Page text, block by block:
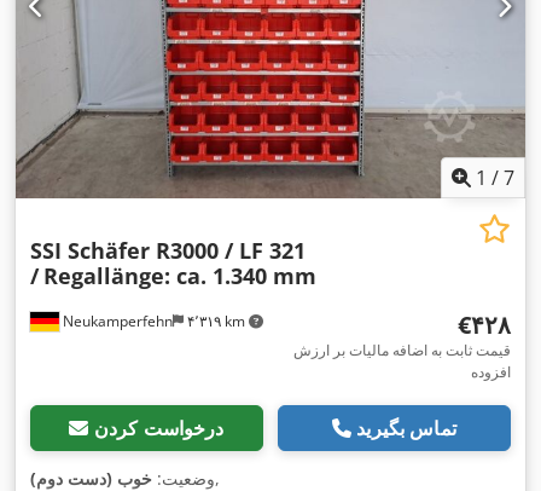
1 /7
Neukamperfehn ۴٬۳۱۹ km
SSI Schäfer R3000 / LF 321
/ Regallänge: ca. 1.340 mm
‎€۴۲۸
قیمت ثابت به اضافه مالیات بر ارزش
افزوده
درخواست کردن تماس بگیرید
وضعیت: خوب (دست دوم) ,